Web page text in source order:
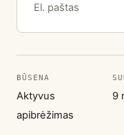
El. paštas
BŪSENA
Aktyvus
apibrėžimas
9